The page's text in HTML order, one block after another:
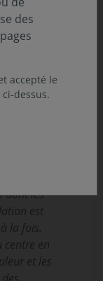
soient
dont les
est
la fois.
centre en
et les
des
accepté le
dessus.